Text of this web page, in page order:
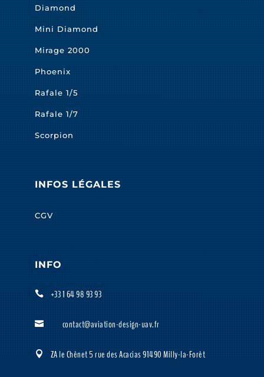
Diamond
Mini Diamond
Mirage 2000
Phoenix
Rafale 1/5
Rafale 1/7
Scorpion
INFOS LÉGALES
CGV
INFO
 +33 1 64 98 93 93
 contact@aviation-design-uav.fr
 ZA le Chênet 5 rue des Acacias 91490 Milly-la-Forêt